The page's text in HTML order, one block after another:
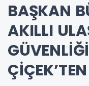
BAŞKAN
AKILLI